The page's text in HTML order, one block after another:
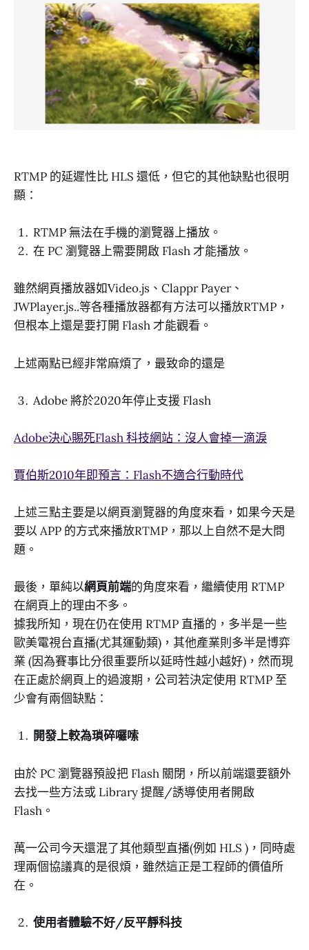
RTMP 的延遲性比 HLS 還低，但它的其他缺點也很明
顯：
RTMP 無法在手機的瀏覽器上播放。
在 PC 瀏覽器上需要開啟 Flash 才能播放。
雖然網頁播放器如Video.js、Clappr Payer、
JWPlayer.js..等各種播放器都有方法可以播放RTMP，
但根本上還是要打開 Flash 才能觀看。
上述兩點已經非常麻煩了，最致命的還是
Adobe 將於2020年停止支援 Flash
Adobe決心賜死Flash 科技網站：沒人會掉一滴淚
賈伯斯2010年即預言：Flash不適合行動時代
上述三點主要是以網頁瀏覽器的角度來看，如果今天是
要以 APP 的方式來播放RTMP，那以上自然不是大問
題。
最後，單純以網頁前端的角度來看，繼續使用 RTMP
在網頁上的理由不多。
據我所知，現在仍在使用 RTMP 直播的，多半是一些
歐美電視台直播(尤其運動類)，其他產業則多半是博弈
業 (因為賽事比分很重要所以延時性越小越好)，然而現
在正處於網頁上的過渡期，公司若決定使用 RTMP 至
少會有兩個缺點：
開發上較為瑣碎囉嗦
由於 PC 瀏覽器預設把 Flash 關閉，所以前端還要額外
去找一些方法或 Library 提醒/誘導使用者開啟
Flash。
萬一公司今天還混了其他類型直播(例如 HLS )，同時處
理兩個協議真的是很煩，雖然這正是工程師的價值所
在。
使用者體驗不好/反平靜科技